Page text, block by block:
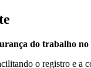
do trabalho
o registro e a